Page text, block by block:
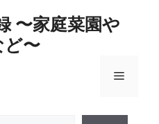
〜家庭菜園や
〜
メ
ニ